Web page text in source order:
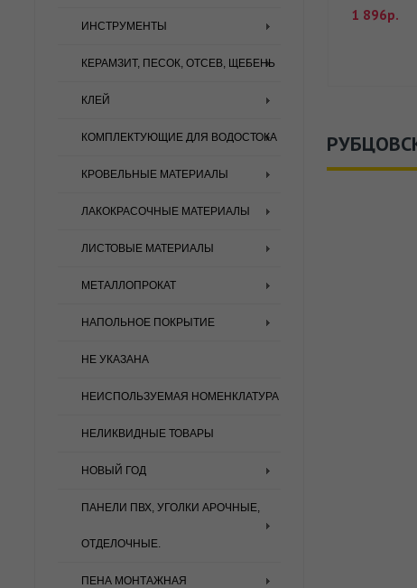
ИНСТРУМЕНТЫ
КЕРАМЗИТ, ПЕСОК, ОТСЕВ, ЩЕБЕНЬ
КЛЕЙ
КОМПЛЕКТУЮЩИЕ ДЛЯ ВОДОСТОКА
КРОВЕЛЬНЫЕ МАТЕРИАЛЫ
ЛАКОКРАСОЧНЫЕ МАТЕРИАЛЫ
ЛИСТОВЫЕ МАТЕРИАЛЫ
МЕТАЛЛОПРОКАТ
НАПОЛЬНОЕ ПОКРЫТИЕ
НЕ УКАЗАНА
НЕИСПОЛЬЗУЕМАЯ НОМЕНКЛАТУРА
НЕЛИКВИДНЫЕ ТОВАРЫ
НОВЫЙ ГОД
ПАНЕЛИ ПВХ, УГОЛКИ АРОЧНЫЕ,
ОТДЕЛОЧНЫЕ.
ПЕНА МОНТАЖНАЯ
1 896р.